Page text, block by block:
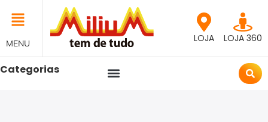
MENU LOJA LOJA 360
Categorias